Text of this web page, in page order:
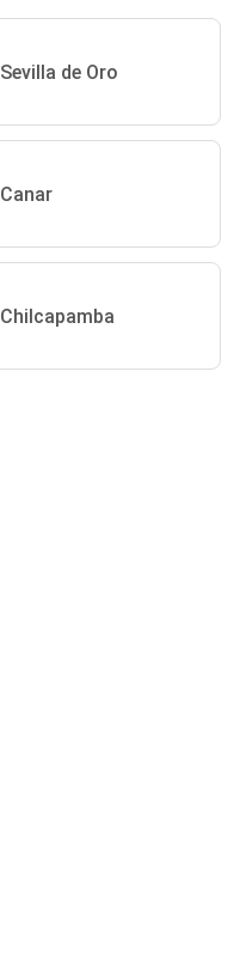
Sevilla de Oro
Canar
Chilcapamba